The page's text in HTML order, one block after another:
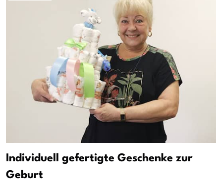
Individuell gefertigte Geschenke zur
Geburt